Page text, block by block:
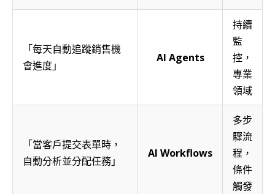
「每天自動追蹤銷售機
會進度」
AI Agents
持續
監
控，
專業
領域
「當客戶提交表單時，
自動分析並分配任務」
AI Workflows
多步
驟流
程，
條件
觸發